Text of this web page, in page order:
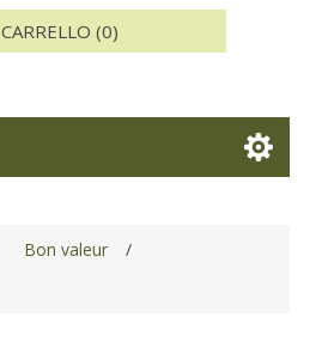
CARRELLO (0)
Bon valeur
/